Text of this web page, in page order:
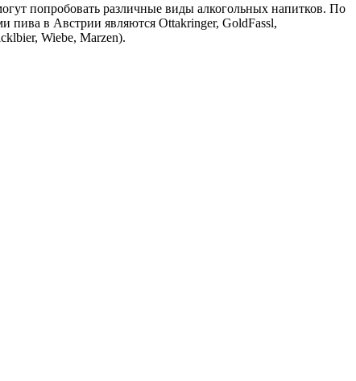
попробовать различные виды алкогольных напитков. По
пива в Австрии являются Ottakringer, GoldFassl,
Wiebe, Marzen).